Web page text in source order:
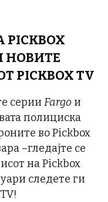
PICKBOX
НОВИТЕ
PICKBOX TV
серии Fargo и
полициска
во Pickbox
–гледајте се
на Pickbox
следете ги